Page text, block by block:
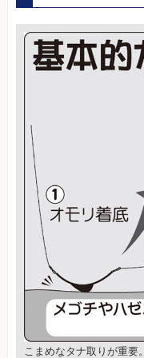
こまめなタナ取りが重要。